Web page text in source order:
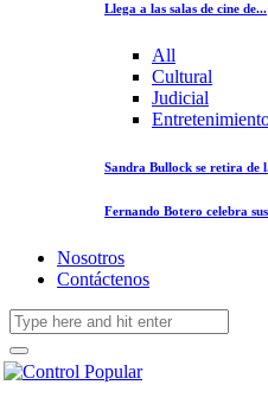
Llega a las salas de cine de...
All
Cultural
Judicial
Sandra Bullock se retira de
Fernando Botero celebra
Nosotros
Contáctenos